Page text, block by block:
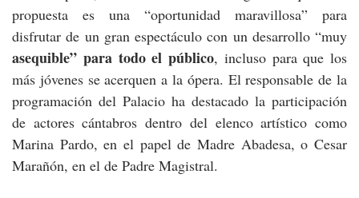
propuesta es una “oportunidad maravillosa” para
disfrutar de un gran espectáculo con un desarrollo “muy
asequible” para todo el público, incluso para que los
más jóvenes se acerquen a la ópera. El responsable de la
programación del Palacio ha destacado la participación
de actores cántabros dentro del elenco artístico como
Marina Pardo, en el papel de Madre Abadesa, o Cesar
Marañón, en el de Padre Magistral.